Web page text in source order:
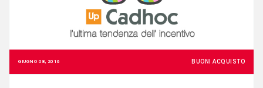
GIUGNO 08, 2016 BUONI ACQUISTO